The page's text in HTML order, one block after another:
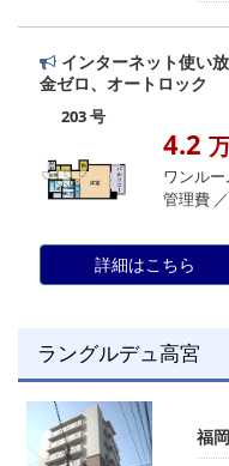
インターネット使い
金ゼロ、オートロック
203 号
4.2
ワンルー
管理費
詳細はこちら
ラングルデュ高宮
福